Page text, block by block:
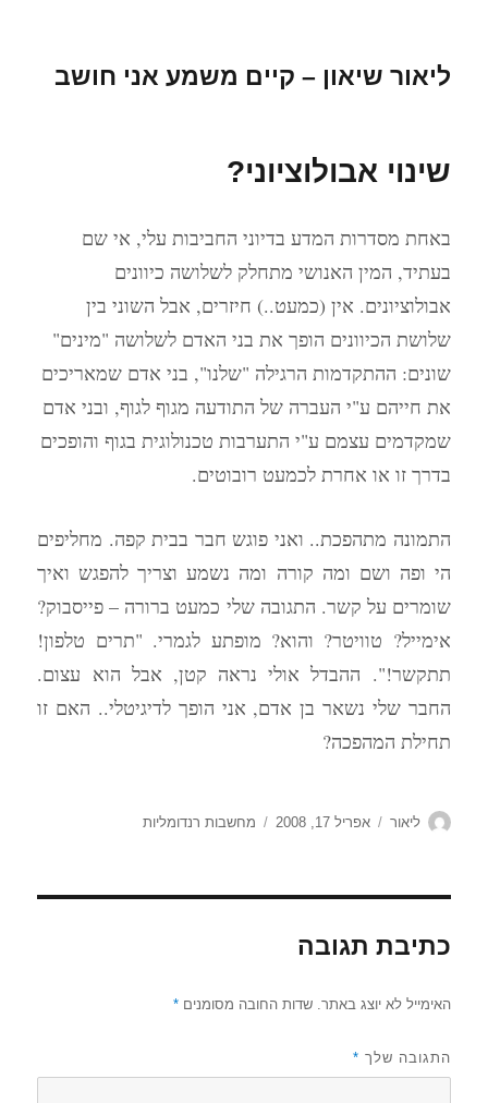
ליאור שיאון – קיים משמע אני חושב
שינוי אבולוציוני?
באחת מסדרות המדע בדיוני החביבות עלי, אי שם
בעתיד, המין האנושי מתחלק לשלושה כיוונים
אבולוציונים. אין (כמעט..) חיזרים, אבל השוני בין
שלושת הכיוונים הופך את בני האדם לשלושה "מינים"
שונים: ההתקדמות הרגילה "שלנו", בני אדם שמאריכים
את חייהם ע"י העברה של התודעה מגוף לגוף, ובני אדם
שמקדמים עצמם ע"י התערבות טכנולוגית בגוף והופכים
בדרך זו או אחרת לכמעט רובוטים.
התמונה מתהפכת.. ואני פוגש חבר בבית קפה. מחליפים
הי ופה ושם ומה קורה ומה נשמע וצריך להפגש ואיך
שומרים על קשר. התגובה שלי כמעט ברורה – פייסבוק?
אימייל? טוויטר? והוא? מופתע לגמרי. "תרים טלפון!
תתקשר!". ההבדל אולי נראה קטן, אבל הוא עצום.
החבר שלי נשאר בן אדם, אני הופך לדיגיטלי.. האם זו
תחילת המהפכה?
מחבר
ליאור
פורסם
אפריל 17, 2008 קטגוריות
מחשבות רנדומליות
כתיבת תגובה
האימייל לא יוצג באתר. שדות החובה מסומנים*
התגובה שלך *